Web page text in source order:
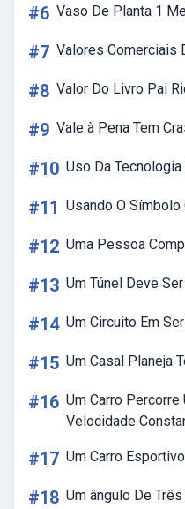
#6 Vaso De Planta 1
#7 Valores Comerciais
#8 Valor Do Livro Pai
#9 Vale à Pena Tem
#10 Uso Da
#11 Usando O
#12 Uma Pessoa
#13 Um Túnel Deve
#14 Um Circuito Em
#15 Um Casal Planeja
#16 Um Carro Percorre
Velocidade
#17 Um Carro
#18 Um ângulo De